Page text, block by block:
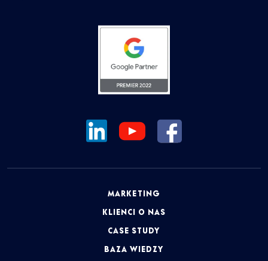
MARKETING
KLIENCI O NAS
CASE STUDY
BAZA WIEDZY